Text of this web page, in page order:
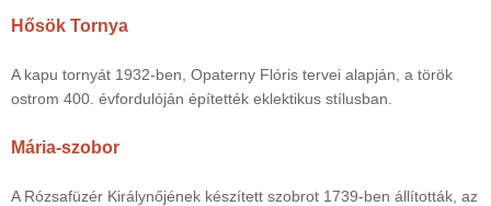
Hősök Tornya
A kapu tornyát 1932-ben, Opaterny Flóris tervei alapján, a török
ostrom 400. évfordulóján építették eklektikus stílusban.
Mária-szobor
A Rózsafüzér Királynőjének készített szobrot 1739-ben állították, az